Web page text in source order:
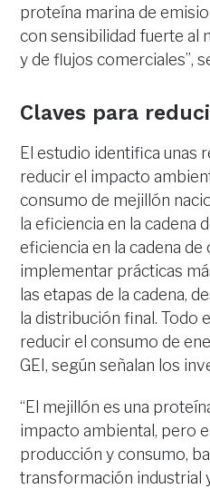
proteína marina de
con sensibilidad fuerte al
y de flujos comerciales”,
Claves para
El estudio identifica unas
reducir el impacto
consumo de mejillón
la eficiencia en la cadena
eficiencia en la cadena de
implementar prácticas
las etapas de la cadena,
la distribución final. Todo
reducir el consumo de
GEI, según señalan los
“El mejillón es una
impacto ambiental, pero
producción y consumo,
transformación industrial